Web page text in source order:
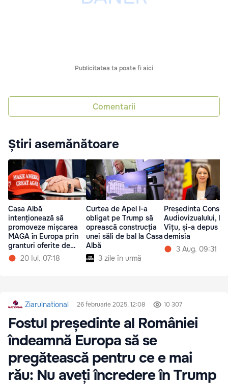
Publicitatea ta poate fi aici
Comentarii
Știri asemănătoare
Casa Albă
intenționează să
promoveze mișcarea
MAGA în Europa prin
granturi oferite de
USAID20 Iul. 07:18
Curtea de Apel l-a
obligat pe Trump să
oprească construcția
unei săli de bal la Casa
Albă
3 zile în urmă
Președinta
Audiovizualului,
Vițu, și-a depus
demisia
3 Aug. 09:31
Ziarulnational 26 februarie 2025, 12:08 10 307
Fostul președinte al României
îndeamnă Europa să se
pregătească pentru ce e mai
rău: Nu aveți încredere în Trump